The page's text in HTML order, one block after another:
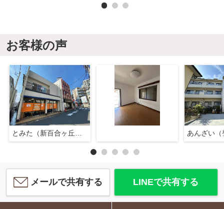
お客様の声
あんざい（
メールで共有する LINEで共有する